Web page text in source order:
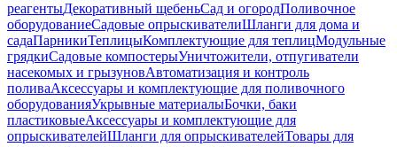
реагентыДекоративный щебеньСад и огородПоливочное
оборудованиеСадовые опрыскивателиШланги для дома и
садаПарникиТеплицыКомплектующие для теплицМодульные
грядкиСадовые компостерыУничтожители, отпугиватели
насекомых и грызуновАвтоматизация и контроль
поливаАксессуары и комплектующие для поливочного
оборудованияУкрывные материалыБочки, баки
пластиковыеАксессуары и комплектующие для
опрыскивателейШланги для опрыскивателейТовары для